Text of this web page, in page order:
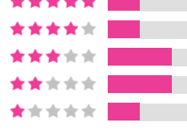
이 꽃처럼 피어날 사랑을
사람들이 살고 있는 이 세
해도 멈춰지지 않는 사랑처럼. 작품 속 트렁크는 많
상징한다. 파란만장한 다
의 청춘 그 자체이기도 하